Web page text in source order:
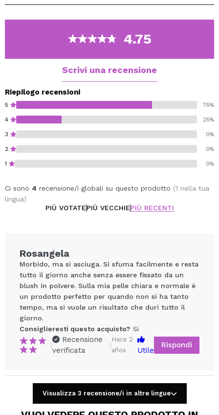
una spugna o le dita.
4.75
Scrivi una recensione
Riepilogo recensioni
5 75%
4 25%
3 0%
2 0%
1 0%
Ci sono 4 recensione/i globali su questo prodotto (1 nella tua
lingua)
PIÙ VOTATEPIÙ VECCHIEPIÙ RECENTI
Condividi un video o una foto
Rosangela
Morbido, ma si asciuga. Si sfuma facilmente e resta
tutto il giorno anche senza essere fissato da un
blush in polvere. Sulla mia pelle chiara e normale è
un prodotto perfetto per quando non si ha tanto
tempo, ma si vuole un risultato che duri tutto il
giorno.
Consiglieresti questo acquisto? Si
|
Recensione
verificata
|
Hace 2
años
Utile
Rispondi
Visualizza 3 recensione/i in altre lingue